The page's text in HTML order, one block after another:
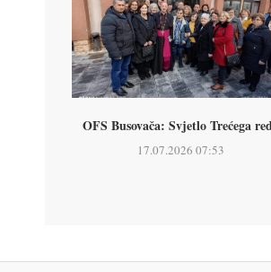
OFS Busovača: Svjetlo Trećega
17.07.2026 07:53